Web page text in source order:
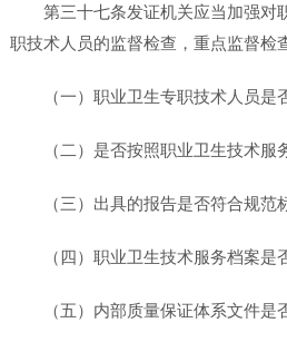
第三十七条发证机关应当加强对
职技术人员的监督检查，重点监督检
（一）职业卫生专职技术人员是
（二）是否按照职业卫生技术服
（三）出具的报告是否符合规范
（四）职业卫生技术服务档案是
（五）内部质量保证体系文件是